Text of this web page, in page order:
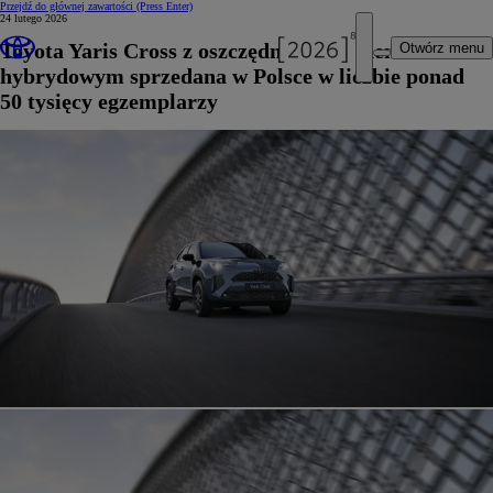
Przejdź do głównej zawartości (Press Enter)
Otwórz menu
24 lutego 2026
Toyota Yaris Cross z oszczędnym napędem
hybrydowym sprzedana w Polsce w liczbie ponad
50 tysięcy egzemplarzy